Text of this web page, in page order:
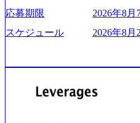
ィ領域における地域活性アプ
業支援 ※その他新規事業や既
ーションの案件が多数 ● コン
は、仮説検証からクライアン
プロジェクトにおける課題/リ
アコンサルタント プロジェク
トの一領域を担う。主な作業
と幸いです ※1day選考会のご
試験を受検いただきます(受験
前まで)。 ※ただし、30代以上
以上の方はGAB受検免除、書
に、GAB試験に合格している
をさせていただきます。 急速
業では成長戦略を描く事が困
グ領域からその実行的側面で
貫して支援する総合系・IT系
において非常に良質な顧客基
手掛けたプロジェクトは「フ
るグローバル化」「資生堂グ
ンサルティング活動のみなら
社「ARISE analytics」を設立
応募期限
2026年8月
スケジュール
2026年8月